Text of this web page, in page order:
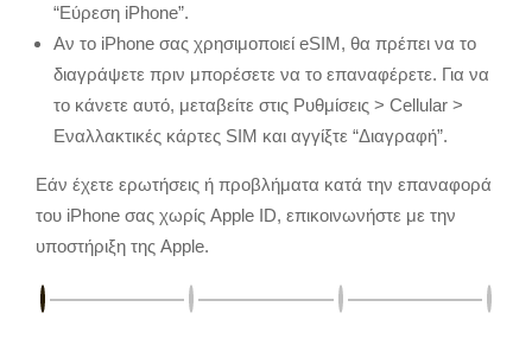
“Εύρεση iPhone”.
Αν το iPhone σας χρησιμοποιεί eSIM, θα πρέπει να το
διαγράψετε πριν μπορέσετε να το επαναφέρετε. Για να
το κάνετε αυτό, μεταβείτε στις Ρυθμίσεις > Cellular >
Εναλλακτικές κάρτες SIM και αγγίξτε “Διαγραφή”.
Εάν έχετε ερωτήσεις ή προβλήματα κατά την επαναφορά
του iPhone σας χωρίς Apple ID, επικοινωνήστε με την
υποστήριξη της Apple.